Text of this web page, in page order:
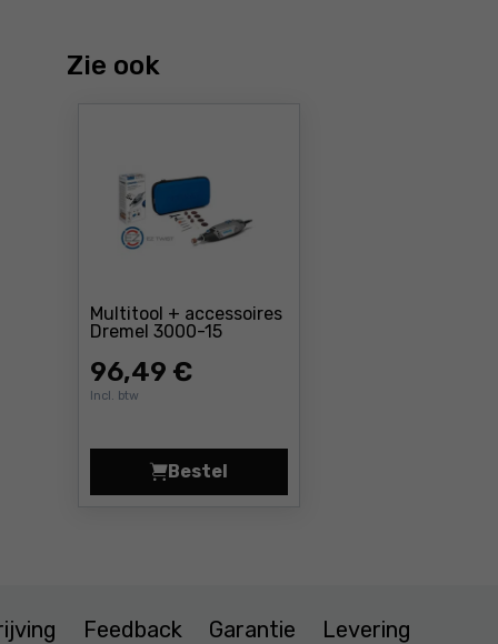
Zie ook
Multitool + accessoires
Dremel 3000-15
96,49 €
Incl. btw
Bestel
Multitool + accessoires Dremel
Feedback Garantie Levering